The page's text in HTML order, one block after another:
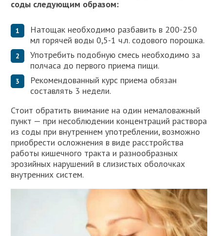
соды следующим образом:
Натощак необходимо разбавить в 200-250
мл горячей воды 0,5-1 ч.л. содового порошка.
Употребить подобную смесь необходимо за
полчаса до первого приема пищи.
Рекомендованный курс приема обязан
составлять 3 недели.
Стоит обратить внимание на один немаловажный
пункт — при несоблюдении концентраций раствора
из соды при внутреннем употреблении, возможно
приобрести осложнения в виде расстройства
работы кишечного тракта и разнообразных
эрозийных нарушений в слизистых оболочках
внутренних систем.